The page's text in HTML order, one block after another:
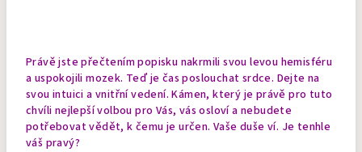
Právě jste přečtením popisku nakrmili svou levou hemisféru
a uspokojili mozek. Teď je čas poslouchat srdce. Dejte na
svou intuici a vnitřní vedení. Kámen, který je právě pro tuto
chvíli nejlepší volbou pro Vás, vás osloví a nebudete
potřebovat vědět, k čemu je určen. Vaše duše ví. Je tenhle
váš pravý?